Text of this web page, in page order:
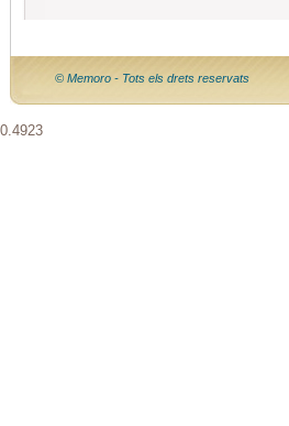
© Memoro - Tots els drets reservats
0.4923